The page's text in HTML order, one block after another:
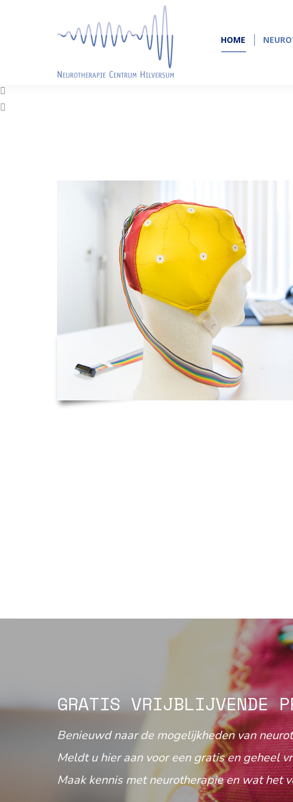
HOME
GRATIS VRIJBLIJVENDE
Benieuwd naar de mogelijkheden van
Meldt u hier aan voor een gratis en geheel
Maak kennis met neurotherapie en wat het
HOME